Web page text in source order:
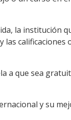
la institución
las calificaciones
a que sea
y su